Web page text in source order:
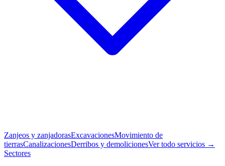
Zanjeos y zanjadorasExcavacionesMovimiento de
tierrasCanalizacionesDerribos y demolicionesVer todo servicios →
Sectores